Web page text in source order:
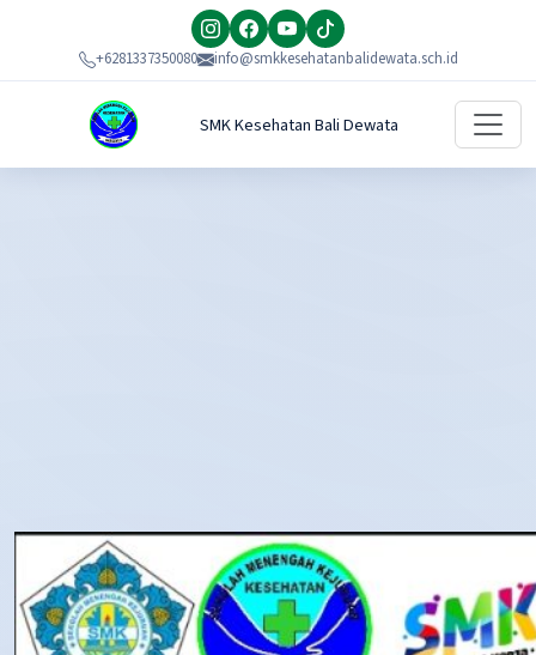
+6281337350080 info@smkkesehatanbalidewata.sch.id
SMK Kesehatan Bali Dewata